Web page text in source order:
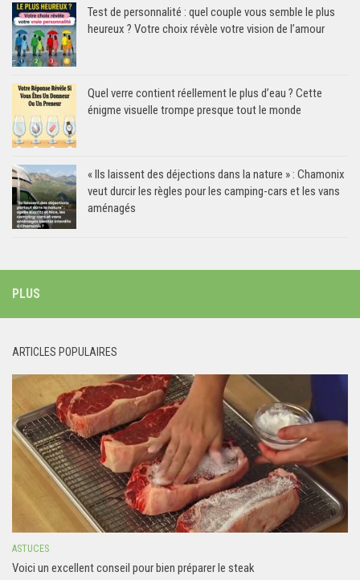
Test de personnalité : quel couple vous semble le plus
heureux ? Votre choix révèle votre vision de l’amour
Quel verre contient réellement le plus d’eau ? Cette
énigme visuelle trompe presque tout le monde
« Ils laissent des déjections dans la nature » : Chamonix
veut durcir les règles pour les camping-cars et les vans
aménagés
PLUS
ARTICLES POPULAIRES
ASTUCES
Voici un excellent conseil pour bien préparer le steak